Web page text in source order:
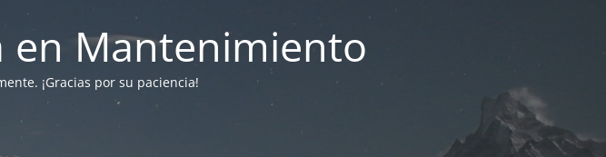
en Mantenimiento
¡Gracias por su paciencia!